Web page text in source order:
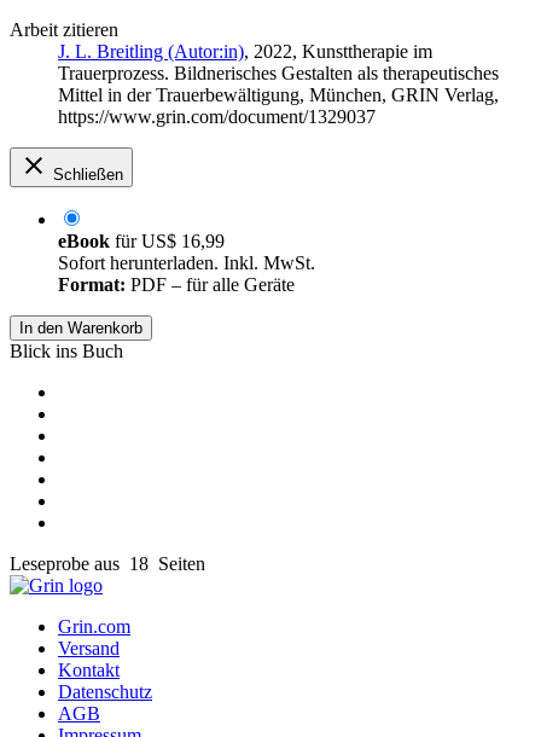
Arbeit zitieren
J. L. Breitling (Autor:in), 2022, Kunsttherapie im
Trauerprozess. Bildnerisches Gestalten als therapeutisches
Mittel in der Trauerbewältigung, München, GRIN Verlag,
https://www.grin.com/document/1329037
Schließen
eBook fürUS$ 16,99
Sofort herunterladen. Inkl. MwSt.
Format: PDF – für alle Geräte
In den Warenkorb
Blick ins Buch
Leseprobe aus 18 Seiten
Grin.com
Versand
Kontakt
Datenschutz
AGB